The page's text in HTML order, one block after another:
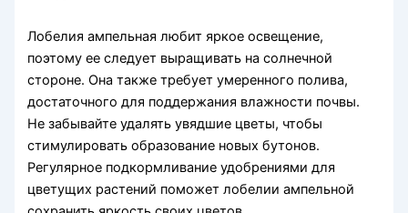
Лобелия ампельная любит яркое освещение,
поэтому ее следует выращивать на солнечной
стороне. Она также требует умеренного полива,
достаточного для поддержания влажности почвы.
Не забывайте удалять увядшие цветы, чтобы
стимулировать образование новых бутонов.
Регулярное подкормливание удобрениями для
цветущих растений поможет лобелии ампельной